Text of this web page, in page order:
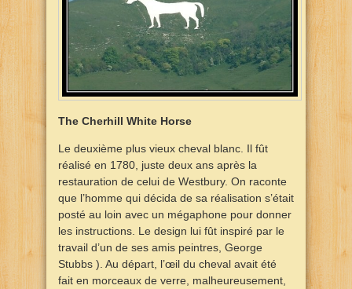
The Cherhill White Horse
Le deuxième plus vieux cheval blanc. Il fût
réalisé en 1780, juste deux ans après la
restauration de celui de Westbury. On raconte
que l’homme qui décida de sa réalisation s’était
posté au loin avec un mégaphone pour donner
les instructions. Le design lui fût inspiré par le
travail d’un de ses amis peintres, George
Stubbs ). Au départ, l’œil du cheval avait été
fait en morceaux de verre, malheureusement,